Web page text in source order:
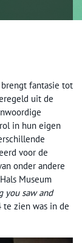
brengt fantasie tot
uit de
in hun eigen
voor de
onder andere
Museum
you saw and
te zien was in de